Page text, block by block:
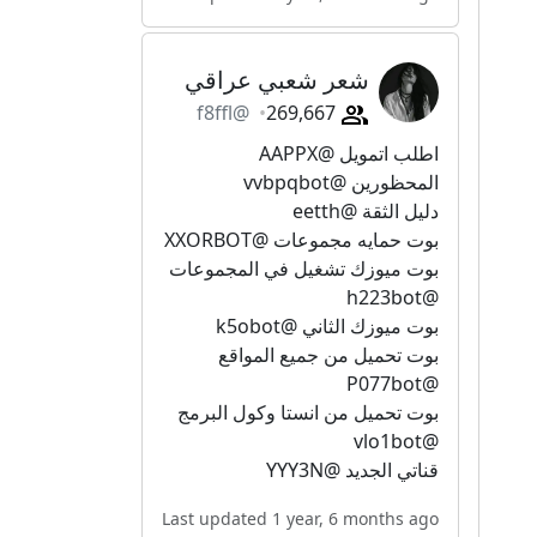
شعر شعبي عراقي
@f8ffl
اطلب اتمويل @AAPPX
المحظورين @vvbpqbot
دليل الثقة @eetth
بوت حمايه مجموعات @XXORBOT
بوت ميوزك تشغيل في المجموعات
@h223bot
بوت ميوزك الثاني @k5obot
بوت تحميل من جميع المواقع
@P077bot
بوت تحميل من انستا وكول البرمج
@vlo1bot
قناتي الجديد @YYY3N
Last updated 1 year, 6 months ago